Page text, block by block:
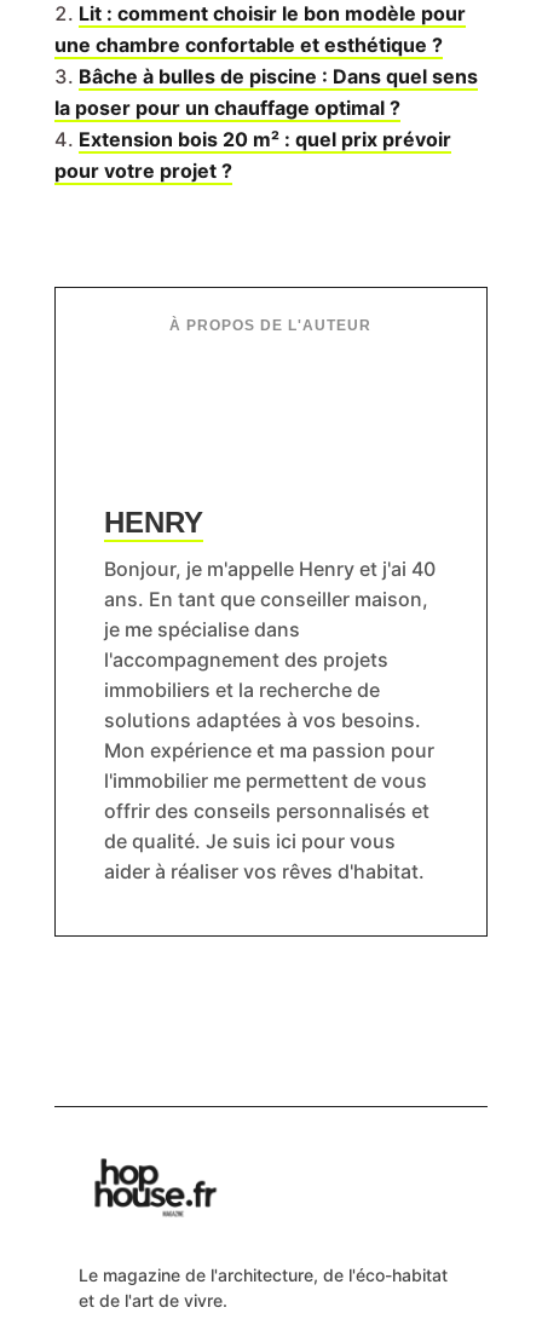
Lit : comment choisir le bon modèle pour
une chambre confortable et esthétique ?
Bâche à bulles de piscine : Dans quel sens
la poser pour un chauffage optimal ?
Extension bois 20 m² : quel prix prévoir
pour votre projet ?
HENRY
Bonjour, je m'appelle Henry et j'ai 40
ans. En tant que conseiller maison,
je me spécialise dans
l'accompagnement des projets
immobiliers et la recherche de
solutions adaptées à vos besoins.
Mon expérience et ma passion pour
l'immobilier me permettent de vous
offrir des conseils personnalisés et
de qualité. Je suis ici pour vous
aider à réaliser vos rêves d'habitat.
Le magazine de l'architecture, de l'éco-habitat
et de l'art de vivre.